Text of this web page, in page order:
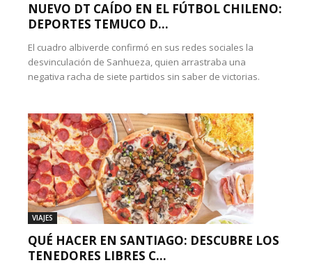
NUEVO DT CAÍDO EN EL FÚTBOL CHILENO:
DEPORTES TEMUCO D...
El cuadro albiverde confirmó en sus redes sociales la
desvinculación de Sanhueza, quien arrastraba una
negativa racha de siete partidos sin saber de victorias.
VIAJES
QUÉ HACER EN SANTIAGO: DESCUBRE LOS
TENEDORES LIBRES C...